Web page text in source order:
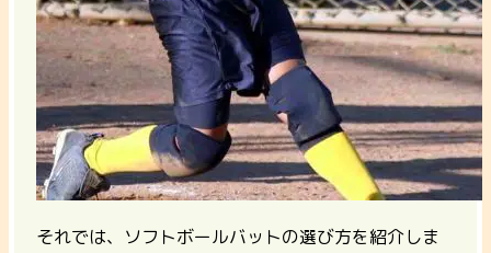
それでは、ソフトボールバットの選び方を紹介しま